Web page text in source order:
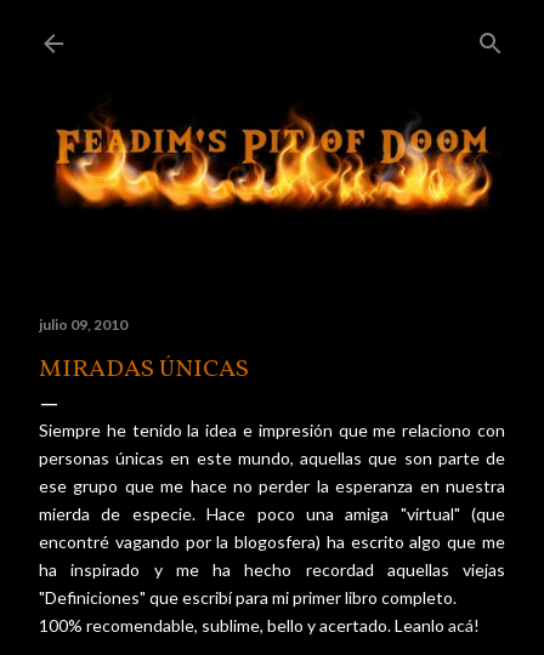
julio 09, 2010
MIRADAS ÚNICAS
Siempre he tenido la idea e impresión que me relaciono con
personas únicas en este mundo, aquellas que son parte de
ese grupo que me hace no perder la esperanza en nuestra
mierda de especie. Hace poco una amiga "virtual" (que
encontré vagando por la blogosfera) ha escrito algo que me
ha inspirado y me ha hecho recordad aquellas viejas
"Definiciones" que escribí para mi primer libro completo.
100% recomendable, sublime, bello y acertado. Leanlo acá!